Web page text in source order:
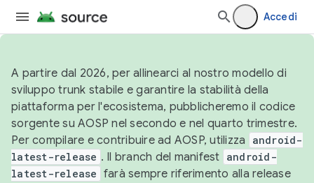
Accedi
A partire dal 2026, per allinearci al nostro modello di
sviluppo trunk stabile e garantire la stabilità della
piattaforma per l'ecosistema, pubblicheremo il codice
sorgente su AOSP nel secondo e nel quarto trimestre.
Per compilare e contribuire ad AOSP, utilizza
android-
latest-release . Il branch del manifest android-
latest-release farà sempre riferimento alla release